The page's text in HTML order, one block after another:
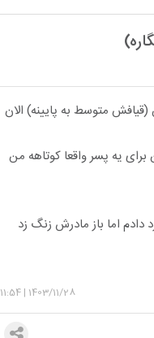
متوسط به پایینه) الان
برای یه پسر واقعا کوتاهه من
اما باز مادرش زنگ زد
1403/11/28
|
11:54